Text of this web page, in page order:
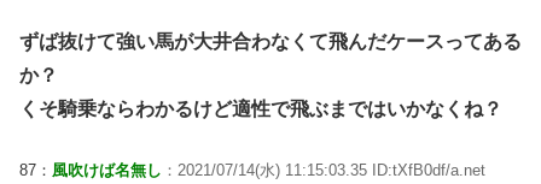
ずば抜けて強い馬が大井合わなくて飛んだケースってある
か？
くそ騎乗ならわかるけど適性で飛ぶまではいかなくね？
87： 風吹けば名無し ：2021/07/14(水) 11:15:03.35 ID:tXfB0df/a.net